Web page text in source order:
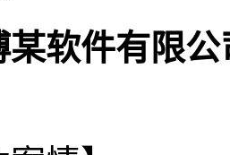
软件有限公